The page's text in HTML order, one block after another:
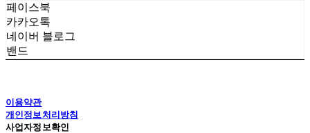
페이스북
카카오톡
네이버 블로그
밴드
이용약관
개인정보처리방침
사업자정보확인